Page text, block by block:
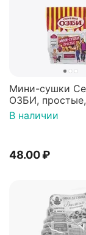
Мини-сушки
ОЗБИ, простые,
В наличии
48.00₽